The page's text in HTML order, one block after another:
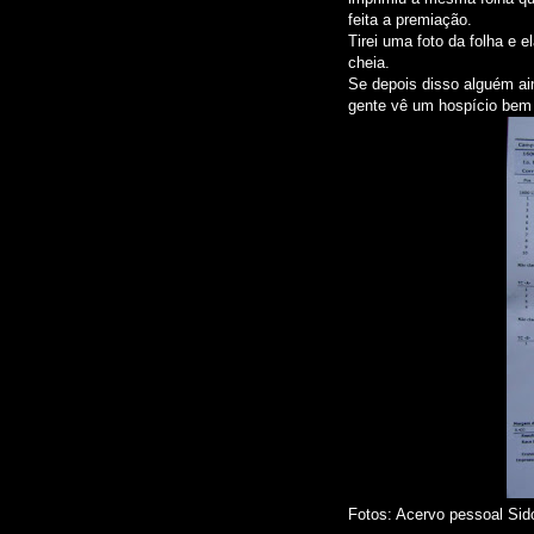
feita a premiação.
Tirei uma foto da folha e
cheia.
Se depois disso alguém
gente vê um hospício
Fotos: Acervo pessoal